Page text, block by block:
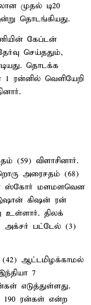
முதல் டி20
தொடங்கியது.
கேப்டன்
செய்ததும்,
தொடக்க
ரன்னில் வெளியேறி
(59) விளாசினார்.
அரைசதம் (68)
ஸ்கோர் மளமளவென
கிஷன் ரன்
உள்ளார். திலக்
அக்சர் பட்டேல் (3)
ஆட்டமிழக்காமல்
7
எடுத்துள்ளது.
190 ரன்கள் என்ற